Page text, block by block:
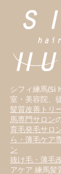
シフィ練馬(Si
室・美容院、
髪質改善トリ
馬専門サロン
育毛発毛サロ
ら・薄毛ケア
ン
抜け毛・薄毛
アケア 練馬髪